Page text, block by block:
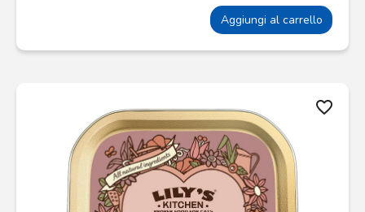
Aggiungi al carrello
favorite_border